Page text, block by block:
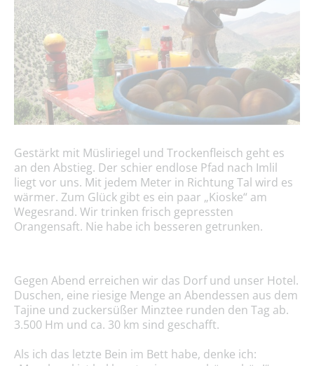
Gestärkt mit Müsliriegel und Trockenfleisch geht es
an den Abstieg. Der schier endlose Pfad nach Imlil
liegt vor uns. Mit jedem Meter in Richtung Tal wird es
wärmer. Zum Glück gibt es ein paar „Kioske“ am
Wegesrand. Wir trinken frisch gepressten
Orangensaft. Nie habe ich besseren getrunken.
Gegen Abend erreichen wir das Dorf und unser Hotel.
Duschen, eine riesige Menge an Abendessen aus dem
Tajine und zuckersüßer Minztee runden den Tag ab.
3.500 Hm und ca. 30 km sind geschafft.
Als ich das letzte Bein im Bett habe, denke ich: